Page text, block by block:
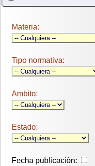
Materia:
Tipo normativa:
Ambito:
Estado:
Fecha publicación: